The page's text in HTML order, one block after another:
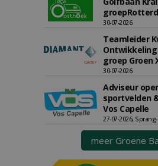
30-07-2026
Teamleider
groep Groen
30-07-2026
Adviseur
sportvelden
Vos Capelle
27-07-2026,
meer Groene